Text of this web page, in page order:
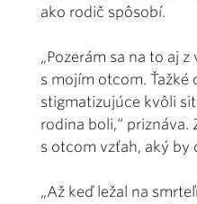
ako rodič spôsobí.
„Pozerám sa na to aj
s mojím otcom. Ťažké
stigmatizujúce kvôli
rodina boli,“ priznáva.
s otcom vzťah, aký by
„Až keď ležal na